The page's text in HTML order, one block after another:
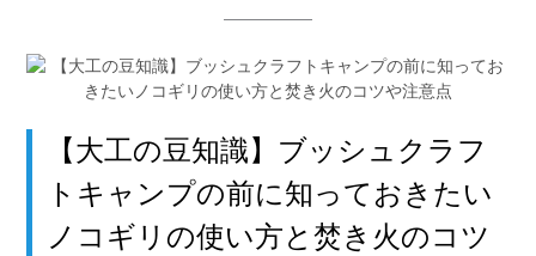
【大工の豆知識】ブッシュクラフ
トキャンプの前に知っておきたい
ノコギリの使い方と焚き火のコツ